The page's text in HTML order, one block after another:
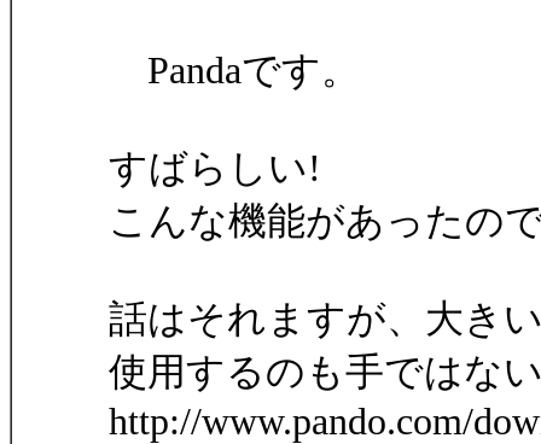
Pandaです。
すばらしい!
こんな機能があったの
話はそれますが、大き
使用するのも手ではな
http://www.pando.com/